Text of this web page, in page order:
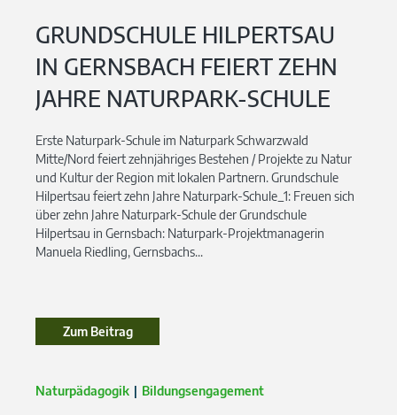
GRUNDSCHULE HILPERTSAU
IN GERNSBACH FEIERT ZEHN
JAHRE NATURPARK-SCHULE
Erste Naturpark-Schule im Naturpark Schwarzwald
Mitte/Nord feiert zehnjähriges Bestehen / Projekte zu Natur
und Kultur der Region mit lokalen Partnern. Grundschule
Hilpertsau feiert zehn Jahre Naturpark-Schule_1: Freuen sich
über zehn Jahre Naturpark-Schule der Grundschule
Hilpertsau in Gernsbach: Naturpark-Projektmanagerin
Manuela Riedling, Gernsbachs...
Zum BeitragZum Beitrag
Naturpädagogik Bildungsengagement